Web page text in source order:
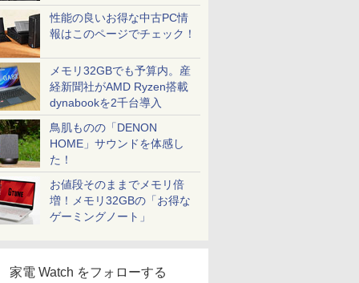
性能の良いお得な中古PC情
報はこのページでチェック！
メモリ32GBでも予算内。産
経新聞社がAMD Ryzen搭載
dynabookを2千台導入
鳥肌ものの「DENON
HOME」サウンドを体感し
た！
お値段そのままでメモリ倍
増！メモリ32GBの「お得な
ゲーミングノート」
家電 Watch をフォローする